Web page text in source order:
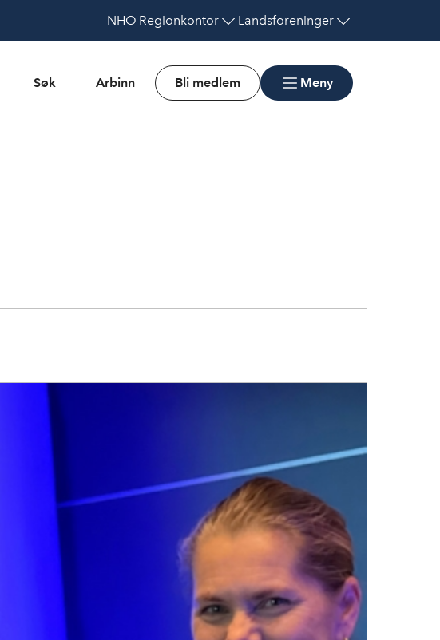
NHO Regionkontor Landsforeninger
Søk Arbinn Bli medlem Meny